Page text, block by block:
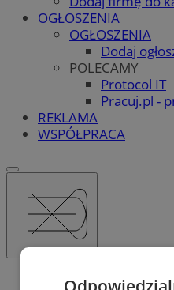
OGŁOSZENIA
OGŁOSZENIA
Dodaj
POLECAMY
Protocol IT
Pracuj.pl -
REKLAMA
WSPÓŁPRACA
Tag: Krzysztof Hanke